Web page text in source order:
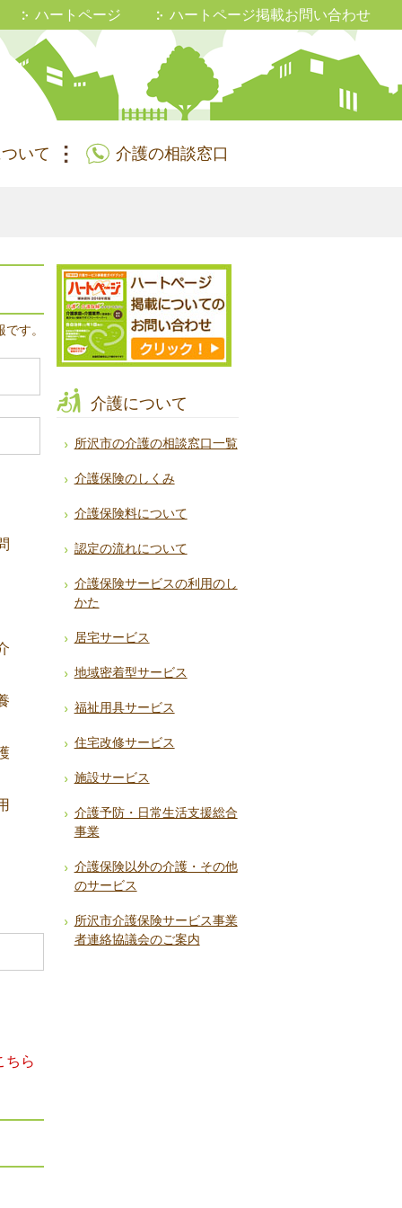
ハートページ ハートページ掲載お問い合わせ
いて 介護の相談窓口
す。
ちら
介護について
所沢市の介護の相談窓口一覧
介護保険のしくみ
介護保険料について
認定の流れについて
介護保険サービスの利用のし
かた
居宅サービス
地域密着型サービス
福祉用具サービス
住宅改修サービス
施設サービス
介護予防・日常生活支援総合
事業
介護保険以外の介護・その他
のサービス
所沢市介護保険サービス事業
者連絡協議会のご案内